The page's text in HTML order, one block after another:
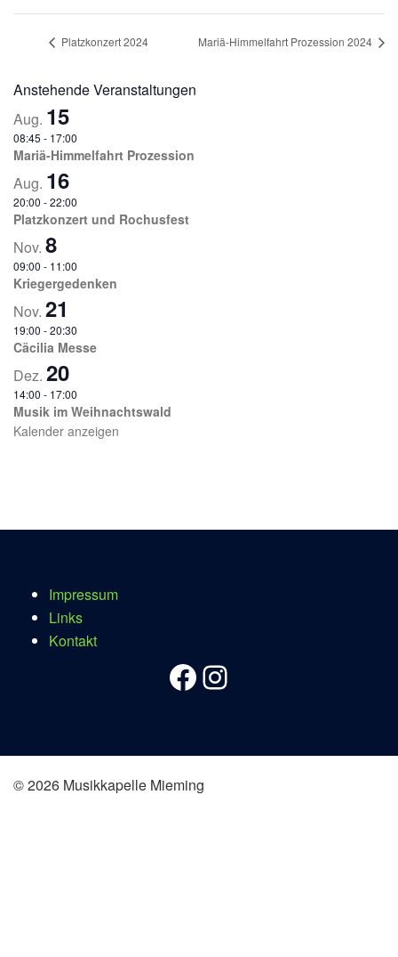
Platzkonzert 2024 Mariä-Himmelfahrt Prozession 2024
Anstehende Veranstaltungen
Aug. 15
08:45 - 17:00
Mariä-Himmelfahrt Prozession
Aug. 16
20:00 -22:00
Platzkonzert und Rochusfest
Nov. 8
09:00 - 11:00
Kriegergedenken
Nov. 21
19:00 -20:30
Cäcilia Messe
Dez. 20
14:00 - 17:00
Musik im Weihnachtswald
Kalender anzeigen
Impressum
Links
Kontakt
Facebook
Instagram
© 2026 Musikkapelle Mieming